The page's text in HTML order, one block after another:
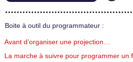
Boite à outil du programmateur :
Avant d’organiser une projection…
La marche à suivre pour programmer un